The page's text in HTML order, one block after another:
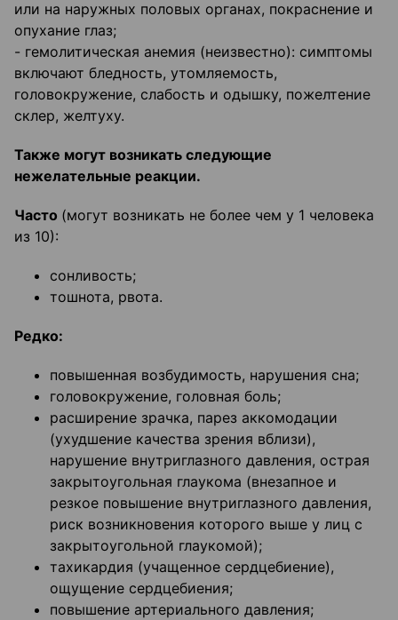
или на наружных половых органах, покраснение и
опухание глаз;
- гемолитическая анемия (неизвестно): симптомы
включают бледность, утомляемость,
головокружение, слабость и одышку, пожелтение
склер, желтуху.
Также могут возникать следующие
нежелательные реакции.
Часто (могут возникать не более чем у 1 человека
из 10):
сонливость;
тошнота, рвота.
Редко:
повышенная возбудимость, нарушения сна;
головокружение, головная боль;
расширение зрачка, парез аккомодации
(ухудшение качества зрения вблизи),
нарушение внутриглазного давления, острая
закрытоугольная глаукома (внезапное и
резкое повышение внутриглазного давления,
риск возникновения которого выше у лиц с
закрытоугольной глаукомой);
тахикардия (учащенное сердцебиение),
ощущение сердцебиения;
повышение артериального давления;